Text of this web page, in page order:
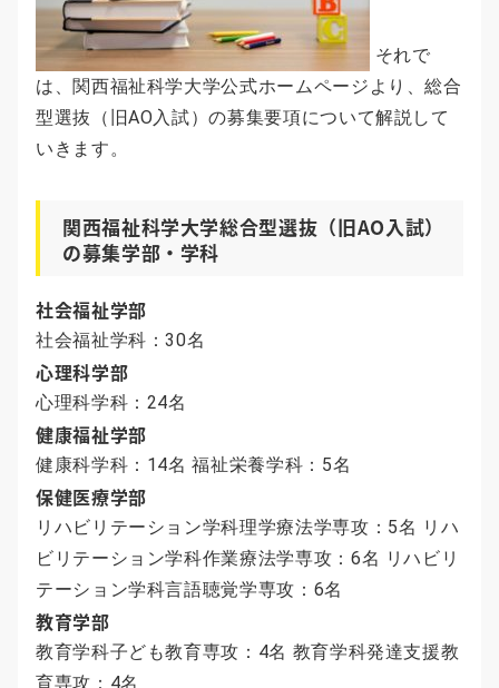
それで
は、関西福祉科学大学公式ホームページより、総合
型選抜（旧AO入試）の募集要項について解説して
いきます。
関西福祉科学大学総合型選抜（旧AO入試）
の募集学部・学科
社会福祉学部
社会福祉学科：30名
心理科学部
心理科学科：24名
健康福祉学部
健康科学科：14名 福祉栄養学科：5名
保健医療学部
リハビリテーション学科理学療法学専攻：5名 リハ
ビリテーション学科作業療法学専攻：6名 リハビリ
テーション学科言語聴覚学専攻：6名
教育学部
教育学科子ども教育専攻：4名 教育学科発達支援教
育専攻：4名